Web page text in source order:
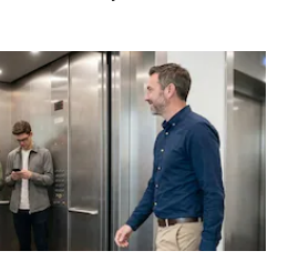
por desinterés